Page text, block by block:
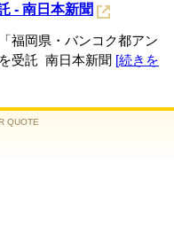
- 南日本新聞
福岡県・バンコク都アン
受託 南日本新聞 [続きを
QUOTE